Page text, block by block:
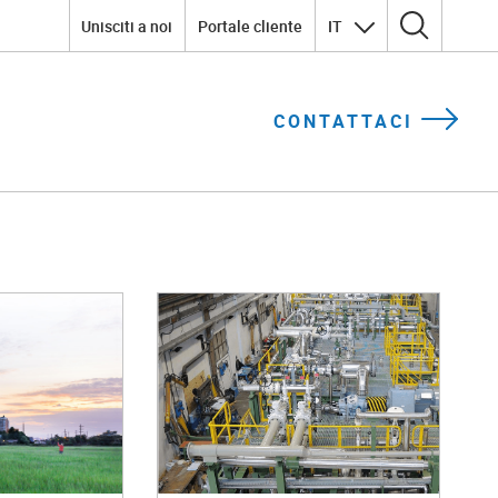
Unisciti a noi Portale cliente IT Ricerca per:
CONTATTACI